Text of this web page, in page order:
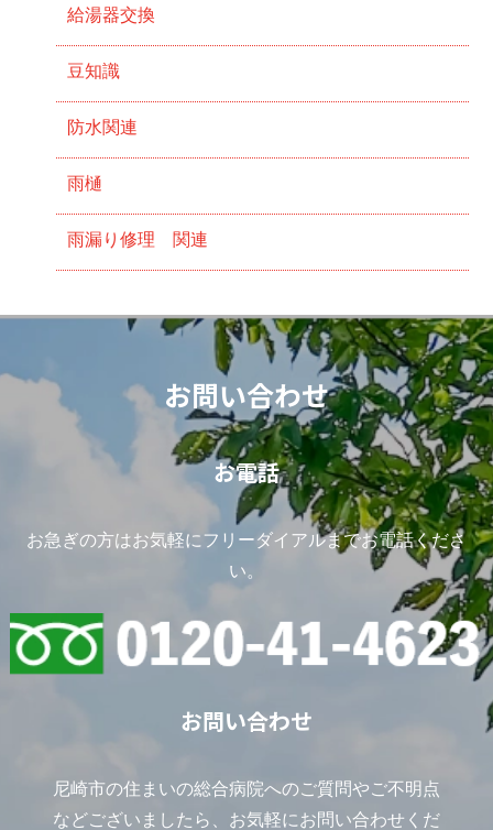
給湯器交換
豆知識
防水関連
雨樋
雨漏り修理 関連
お問い合わせ
お電話
お急ぎの方はお気軽にフリーダイアルまでお電話くださ
い。
お問い合わせ
尼崎市の住まいの総合病院へのご質問やご不明点
などございましたら、お気軽にお問い合わせくだ